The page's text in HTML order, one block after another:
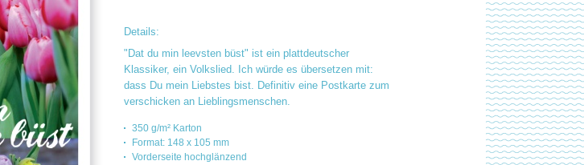
Details:
"Dat du min leevsten büst" ist ein plattdeutscher
Klassiker, ein Volkslied. Ich würde es übersetzen mit:
dass Du mein Liebstes bist. Definitiv eine Postkarte zum
verschicken an Lieblingsmenschen.
350 g/m² Karton
Format: 148 x 105 mm
Vorderseite hochglänzend